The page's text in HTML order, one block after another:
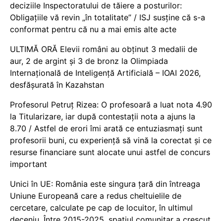
deciziile Inspectoratului de tăiere a posturilor:
Obligațiile vă revin „în totalitate” / ISJ susține că s-a
conformat pentru că nu a mai emis alte acte
ULTIMĂ ORĂ Elevii români au obținut 3 medalii de
aur, 2 de argint și 3 de bronz la Olimpiada
Internațională de Inteligență Artificială – IOAI 2026,
desfășurată în Kazahstan
Profesorul Petruț Rizea: O profesoară a luat nota 4.90
la Titularizare, iar după contestații nota a ajuns la
8.70 / Astfel de erori îmi arată ce entuziasmați sunt
profesorii buni, cu experiență să vină la corectat și ce
resurse financiare sunt alocate unui astfel de concurs
important
Unici în UE: România este singura țară din întreaga
Uniune Europeană care a redus cheltuielile de
cercetare, calculate pe cap de locuitor, în ultimul